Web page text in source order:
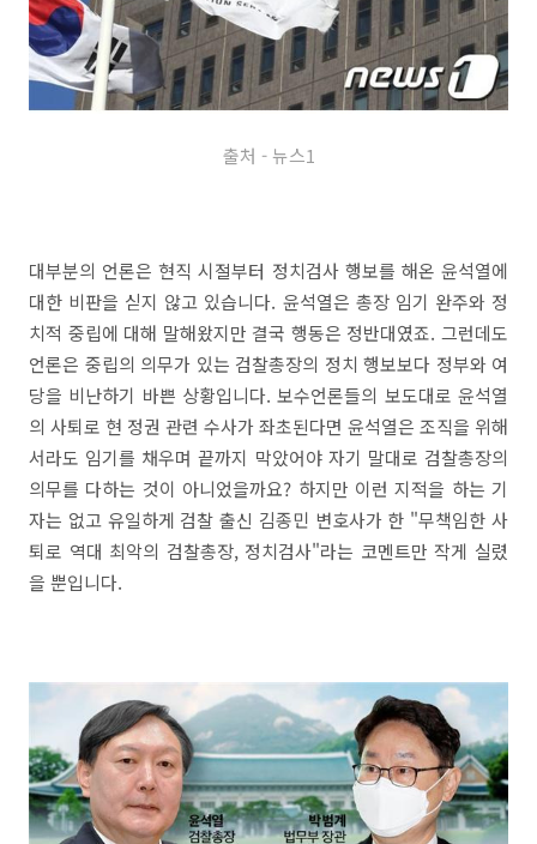
출처 - 뉴스1
대부분의 언론은 현직 시절부터 정치검사 행보를 해온 윤석열에
대한 비판을 싣지 않고 있습니다. 윤석열은 총장 임기 완주와 정
치적 중립에 대해 말해왔지만 결국 행동은 정반대였죠. 그런데도
언론은 중립의 의무가 있는 검찰총장의 정치 행보보다 정부와 여
당을 비난하기 바쁜 상황입니다. 보수언론들의 보도대로 윤석열
의 사퇴로 현 정권 관련 수사가 좌초된다면 윤석열은 조직을 위해
서라도 임기를 채우며 끝까지 막았어야 자기 말대로 검찰총장의
의무를 다하는 것이 아니었을까요? 하지만 이런 지적을 하는 기
자는 없고 유일하게 검찰 출신 김종민 변호사가 한 "무책임한 사
퇴로 역대 최악의 검찰총장, 정치검사"라는 코멘트만 작게 실렸
을 뿐입니다.